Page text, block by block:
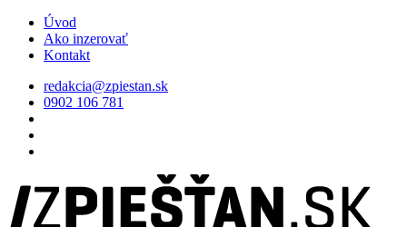
Úvod
Ako inzerovať
Kontakt
redakcia@zpiestan.sk
0902 106 781